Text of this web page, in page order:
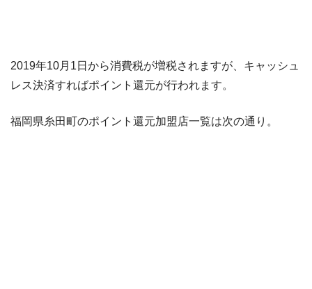
2019年10月1日から消費税が増税されますが、キャッシュ
レス決済すればポイント還元が行われます。
福岡県糸田町のポイント還元加盟店一覧は次の通り。